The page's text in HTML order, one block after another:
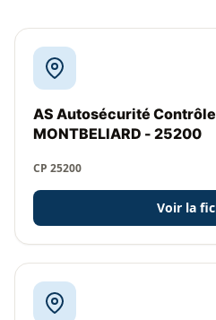
AS Autosécurité
MONTBELIARD - 25200
CP 25200
Voir la